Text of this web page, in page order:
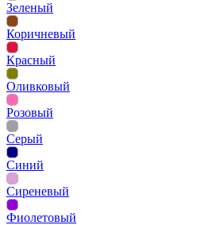
Зеленый
Коричневый
Красный
Оливковый
Розовый
Серый
Синий
Сиреневый
Фиолетовый